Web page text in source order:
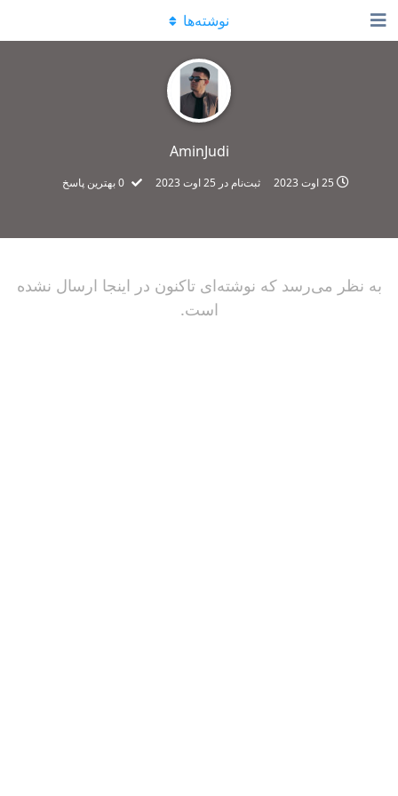
AminJudi
25 اوت 2023 ثبت‌نام در 25 اوت 2023 0بهترین پاسخ
نوشته‌ها
به نظر می‌رسد که نوشته‌ای تاکنون در اینجا ارسال نشده
است.